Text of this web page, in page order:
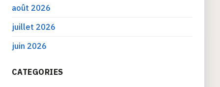
août 2026
juillet 2026
juin 2026
CATEGORIES